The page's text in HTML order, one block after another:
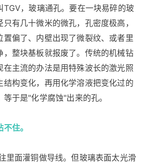
TGV，玻璃通孔。要在一块易碎的玻
有几十微米的微孔，孔密度极高，
置偏了、内壁出现了微裂纹、或者里
，整块基板就报废了。传统的机械钻
在主流的办法是用特殊波长的激光照
结构变化，再用化学溶液把变化过的
于是"化学腐蚀"出来的孔。
住。
里面灌铜做导线。但玻璃表面太光滑